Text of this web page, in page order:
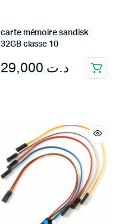
carte mémoire sandisk
32GB classe 10
د.ت